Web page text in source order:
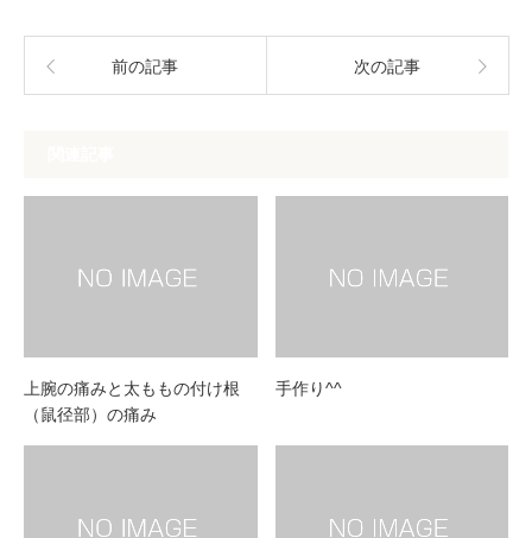
前の記事 次の記事
上腕の痛みと太ももの付け根
（鼠径部）の痛み
手作り^^